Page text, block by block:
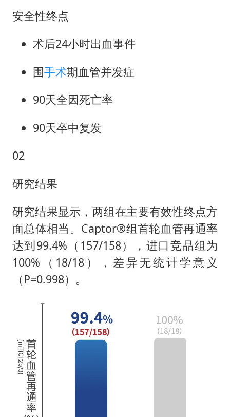
安全性终点
术后24小时出血事件
围手术期血管并发症
90天全因死亡率
90天卒中复发
02
研究结果
研究结果显示，两组在主要有效性终点方
面总体相当。Captor®组首轮血管再通率
达到99.4%（157/158），进口竞品组为
100%（18/18），差异无统计学意义
（P=0.998）。